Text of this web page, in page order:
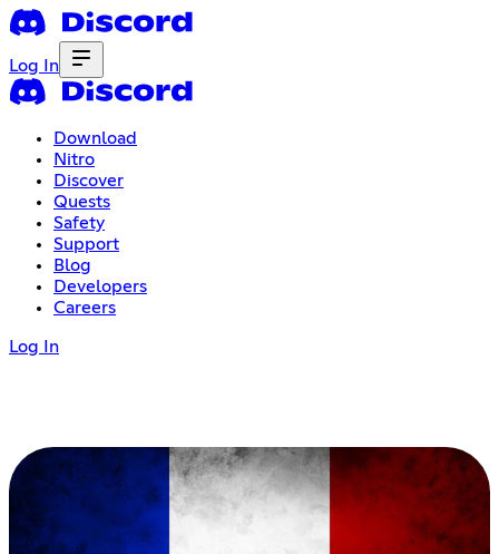
Log In
Download
Nitro
Discover
Quests
Safety
Support
Blog
Developers
Careers
Log In